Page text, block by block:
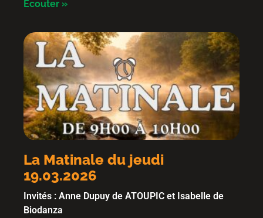
Ecouter »
La Matinale du jeudi
19.03.2026
Invités : Anne Dupuy de ATOUPIC et Isabelle de
Biodanza